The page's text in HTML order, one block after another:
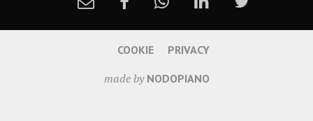
made by NODOPIANO
COOKIE PRIVACY